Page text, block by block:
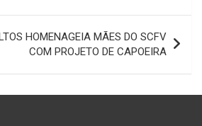
HOMENAGEIA MÃES DO SCFV
COM PROJETO DE CAPOEIRA